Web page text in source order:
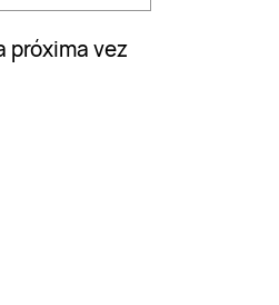
próxima vez